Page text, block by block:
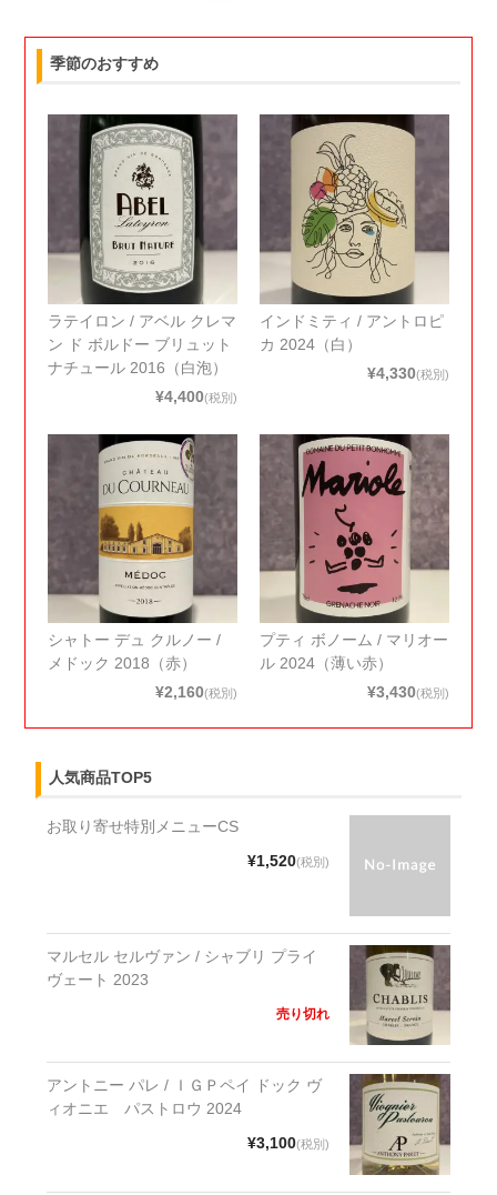
季節のおすすめ
ラテイロン / アベル クレマ
ン ド ボルドー ブリュット
ナチュール 2016（白泡）
¥4,400(税別)
インドミティ / アントロピ
カ 2024（白）
¥4,330(税別)
シャトー デュ クルノー /
メドック 2018（赤）
¥2,160(税別)
プティ ボノーム / マリオー
ル 2024（薄い赤）
¥3,430(税別)
人気商品TOP5
お取り寄せ特別メニューCS
¥1,520(税別)
マルセル セルヴァン / シャブリ プライ
ヴェート 2023
売り切れ
アントニー パレ / ＩＧＰペイ ドック ヴ
ィオニエ パストロウ 2024
¥3,100(税別)